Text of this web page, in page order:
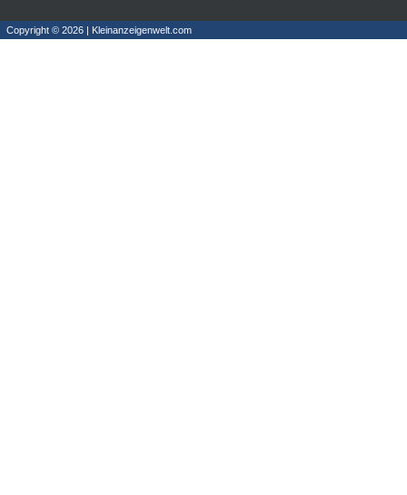
Copyright © 2026 | Kleinanzeigenwelt.com